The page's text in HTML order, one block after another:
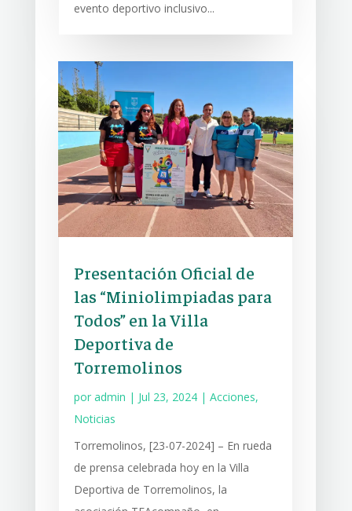
evento deportivo inclusivo...
Presentación Oficial de
las “Miniolimpiadas para
Todos” en la Villa
Deportiva de
Torremolinos
por admin | Jul 23, 2024| Acciones,
Noticias
Torremolinos, [23-07-2024] – En rueda
de prensa celebrada hoy en la Villa
Deportiva de Torremolinos, la